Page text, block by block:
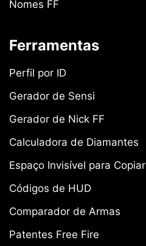
Nomes FF
Ferramentas
Perfil por ID
Gerador de Sensi
Gerador de Nick FF
Calculadora de Diamantes
Espaço Invisível para Copiar
Códigos de HUD
Comparador de Armas
Patentes Free Fire